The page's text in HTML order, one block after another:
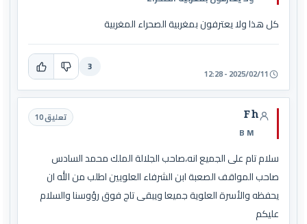
كل هذا ولا يعترفون بمغربية الصحراء المغربية
2025/02/11 - 12:28
3
F h
B M
تعليق 10
سلام تام على الجميع انه،صاحب الجلالة الملك محمد السادس
صاحب المواقف الصعبة ابن الشرفاء العلويين اطلب من الله ان
يحفظه والأسرة العلوية جميعا ويبقى تاج فوق رؤوسنا والسلام
عليكم